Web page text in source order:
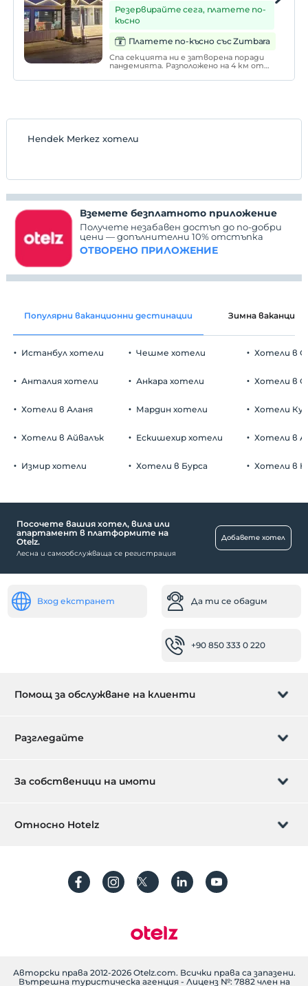
Резервирайте сега, платете по-
късно
Платете по-късно със Zumbara
Спа секцията ни е затворена поради
пандемията. Разположено на 4 км от
съоръжение предлага ежедневна
Hendek Merkez хотели
Вземете безплатното приложение
Получете незабавен достъп до по-добри
цени — допълнителни 10% отстъпка
ОТВОРЕНО ПРИЛОЖЕНИЕ
Популярни ваканционни дестинации Зимна ваканция
Истанбул хотели
Анталия хотели
Хотели в Аланя
Хотели в Айвалък
Измир хотели
Чешме хотели
Анкара хотели
Мардин хотели
Ескишехир хотели
Хотели в Бурса
Хотели в
Хотели в
Хотели
Хотели в
Хотели в
Посочете вашия хотел, вила или
апартамент в платформите на
Otelz.
Лесна и самообслужваща се регистрация
Добавете хотел
Вход екстранет Да ти се обадим
+90 850 333 0 220
Помощ за обслужване на клиенти
Управление на резервацията
Често задавани въпроси
Разгледайте
Карта за подарък
регистрирам
За собственици на имоти
Избройте своя имот сега
Относно Hotelz
поясняващ текст
Авторски права 2012-2026 Otelz.com. Всички права са запазени.
Вътрешна туристическа агенция - Лиценз №: 7882 член на